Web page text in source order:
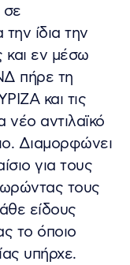
σε
ίδια την
εν μέσω
πήρε τη
και τις
αντιλαϊκό
Διαμορφώνει
για τους
τους
είδους
το όποιο
υπήρχε.